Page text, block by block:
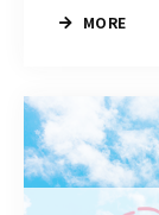
MORE